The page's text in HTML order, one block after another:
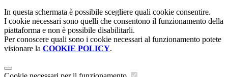
In questa schermata è possibile scegliere quali cookie consentire.
I cookie necessari sono quelli che consentono il funzionamento della
piattaforma e non è possibile disabilitarli.
Per conoscere quali sono i cookie necessari al funzionamento potete
visionare la COOKIE POLICY.